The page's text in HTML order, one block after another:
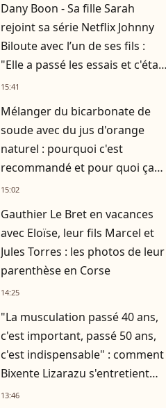
Dany Boon - Sa fille Sarah
rejoint sa série Netflix Johnny
Biloute avec l’un de ses fils :
"Elle a passé les essais et c'était
très bien"
15:41
Mélanger du bicarbonate de
soude avec du jus d'orange
naturel : pourquoi c'est
recommandé et pour quoi ça
fonctionne ?
15:02
Gauthier Le Bret en vacances
avec Eloïse, leur fils Marcel et
Jules Torres : les photos de leur
parenthèse en Corse
14:25
"La musculation passé 40 ans,
c'est important, passé 50 ans,
c'est indispensable" : comment
Bixente Lizarazu s'entretient
assidûment pour rester musclé
13:46